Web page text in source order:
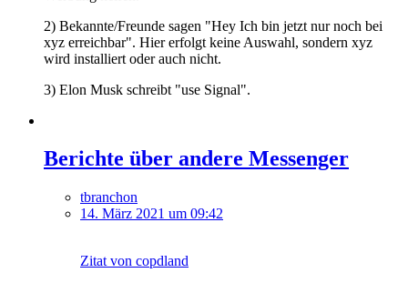
2) Bekannte/Freunde sagen "Hey Ich bin jetzt nur noch bei
xyz erreichbar". Hier erfolgt keine Auswahl, sondern xyz
wird installiert oder auch nicht.
3) Elon Musk schreibt "use Signal".
Berichte über andere Messenger
tbranchon
14. März 2021 um 09:42
Zitat von copdland